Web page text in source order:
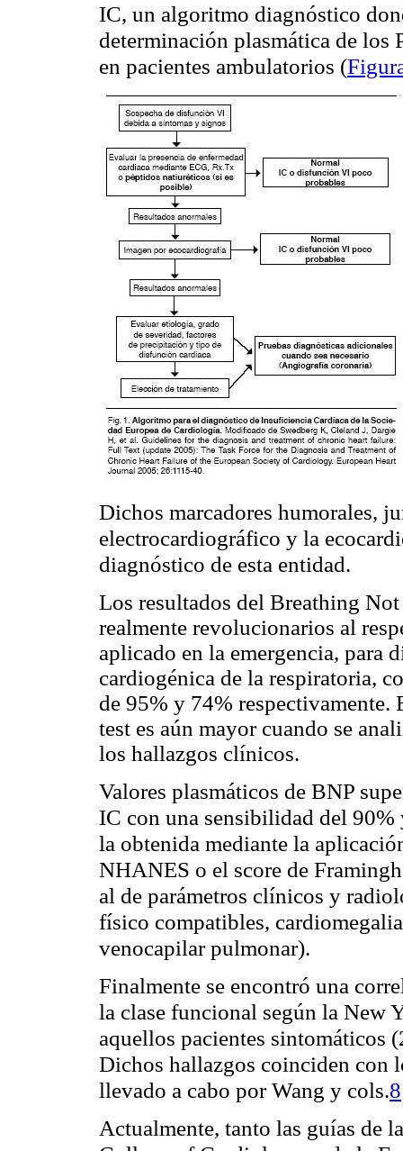
IC, un algoritmo diagnóstico
determinación plasmática de
en pacientes ambulatorios (
Dichos marcadores humorales,
electrocardiográfico y la
diagnóstico de esta entidad.
Los resultados del Breathing
realmente revolucionarios al
aplicado en la emergencia, para
cardiogénica de la respiratoria,
de 95% y 74%
test es aún mayor cuando se
los hallazgos clínicos.
Valores plasmáticos de BNP
IC con una sensibilidad del
la obtenida mediante la
NHANES o el score de
al de parámetros clínicos y
físico compatibles,
venocapilar pulmonar).
Finalmente se encontró una
la clase funcional según la New
aquellos pacientes sintomáticos
Dichos hallazgos coinciden con
llevado a cabo por Wang y cols.8
Actualmente, tanto las guías de